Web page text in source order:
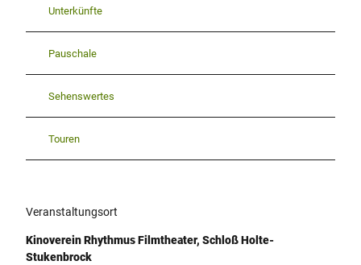
Unterkünfte
Pauschale
Sehenswertes
Touren
Veranstaltungsort
Kinoverein Rhythmus Filmtheater, Schloß Holte-
Stukenbrock